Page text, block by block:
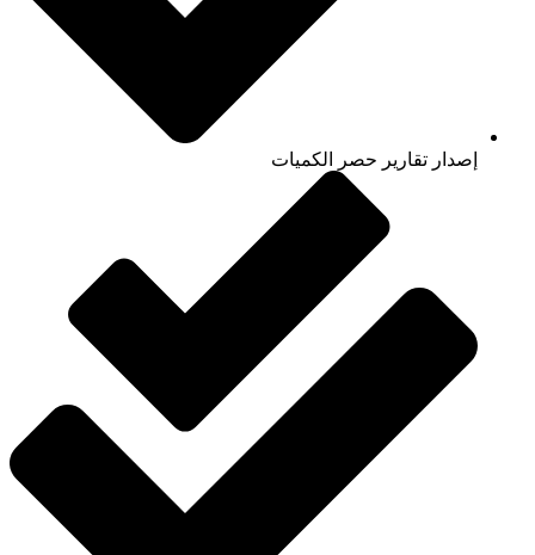
إصدار تقارير حصر الكميات